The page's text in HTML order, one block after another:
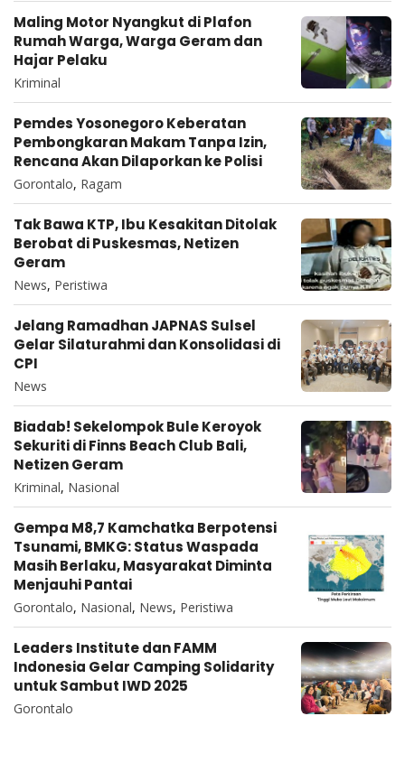
Maling Motor Nyangkut di Plafon
Rumah Warga, Warga Geram dan
Hajar Pelaku
Kriminal
Pemdes Yosonegoro Keberatan
Pembongkaran Makam Tanpa Izin,
Rencana Akan Dilaporkan ke Polisi
Gorontalo, Ragam
Tak Bawa KTP, Ibu Kesakitan Ditolak
Berobat di Puskesmas, Netizen
Geram
News, Peristiwa
Jelang Ramadhan JAPNAS Sulsel
Gelar Silaturahmi dan Konsolidasi di
CPI
News
Biadab! Sekelompok Bule Keroyok
Sekuriti di Finns Beach Club Bali,
Netizen Geram
Kriminal, Nasional
Gempa M8,7 Kamchatka Berpotensi
Tsunami, BMKG: Status Waspada
Masih Berlaku, Masyarakat Diminta
Menjauhi Pantai
Gorontalo, Nasional, News, Peristiwa
Leaders Institute dan FAMM
Indonesia Gelar Camping Solidarity
untuk Sambut IWD 2025
Gorontalo